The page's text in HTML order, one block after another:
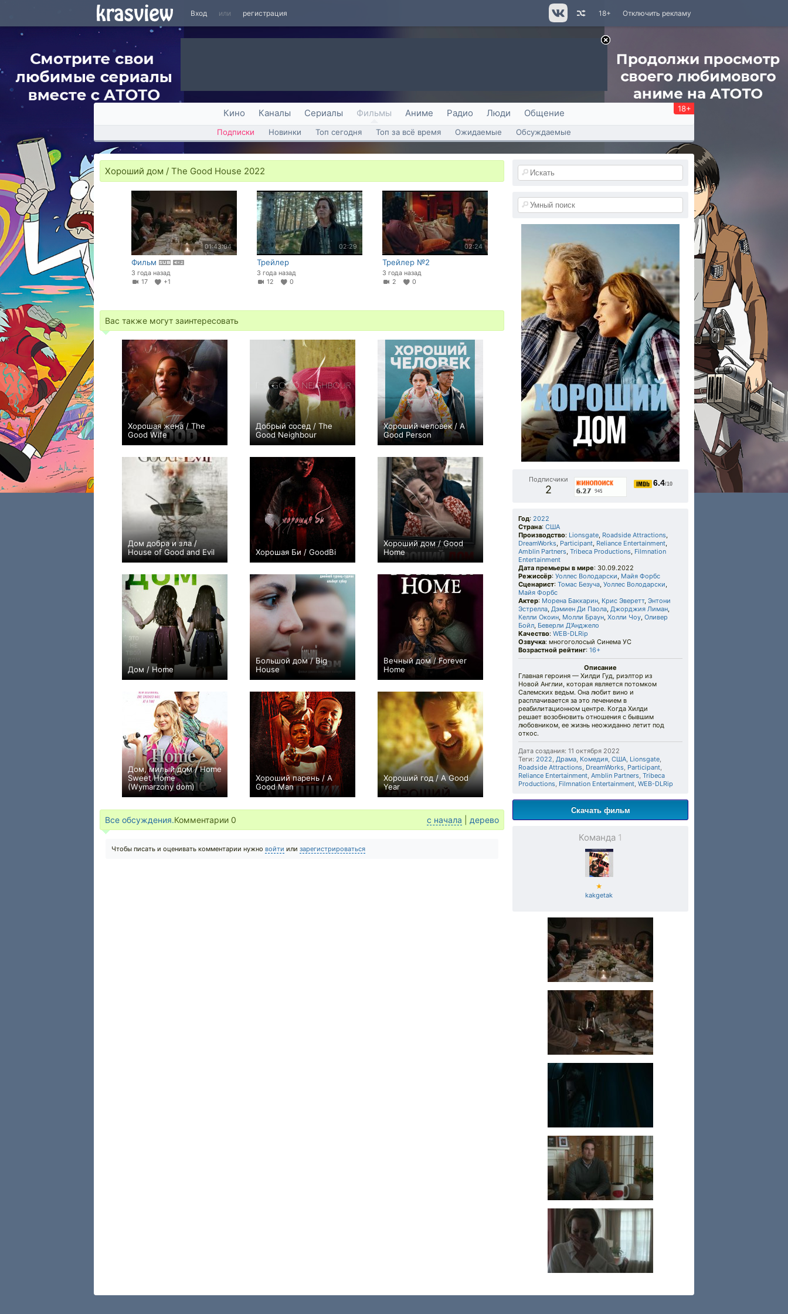
Вход или регистрация Отключить рекламу
18+
Кино Каналы Сериалы Фильмы Аниме Радио Люди Общение 18+
Подписки Новинки Топ сегодня Топ за всё время Ожидаемые Обсуждаемые
Хороший дом / The Good House 2022
01:43:04
Фильм
3 года назад
17
+1
02:29
Трейлер
3 года назад
12
0
02:24
Трейлер №2
3 года назад
2
0
Вас также могут заинтересовать
Хорошая жена / The
Good Wife
0
Добрый сосед / The
Good Neighbour
0
Хороший человек / A
Good Person
+12
Дом добра и зла /
House of Good and Evil
0
Хорошая Би / GoodBi
+1
Хороший дом / Good
Home
+3
Дом / Home
−1
Большой дом / Big
House
0
Вечный дом / Forever
Home
−1
Дом, милый дом / Home
Sweet Home
(Wymarzony dom)
+1
Хороший парень / A
Good Man
−1
Хороший год / A Good
Year
+71
Все обсуждения.Комментарии 0 с начала дерево
Чтобы писать и оценивать комментарии нужно войти или зарегистрироваться
Подписчики
2
6.4/10
Год: 2022
Страна: США
Производство: Lionsgate, Roadside Attractions,
DreamWorks, Participant, Reliance Entertainment,
Amblin Partners, Tribeca Productions, Filmnation
Entertainment
Дата премьеры в мире: 30.09.2022
Режиссёр: Уоллес Володарски, Майя Форбс
Сценарист: Томас Безуча, Уоллес Володарски,
Майя Форбс
Актер: Морена Баккарин, Крис Эверетт, Энтони
Эстрелла, Дэмиен Ди Паола, Джорджия Лиман,
Келли Окоин, Молли Браун, Холли Чоу, Оливер
Бойл, Беверли Д'Анджело
Качество: WEB-DLRip
Озвучка: многоголосый Синема УС
Возрастной рейтинг: 16+
Описание
Главная героиня — Хилди Гуд, риэлтор из
Новой Англии, которая является потомком
Салемских ведьм. Она любит вино и
расплачивается за это лечением в
реабилитационном центре. Когда Хилди
решает возобновить отношения с бывшим
любовником, ее жизнь неожиданно летит под
откос.
Дата создания: 11 октября 2022
Теги: 2022, Драма, Комедия, США, Lionsgate,
Roadside Attractions, DreamWorks, Participant,
Reliance Entertainment, Amblin Partners, Tribeca
Productions, Filmnation Entertainment, WEB-DLRip
Скачать фильм
Команда 1
★
kakgetak